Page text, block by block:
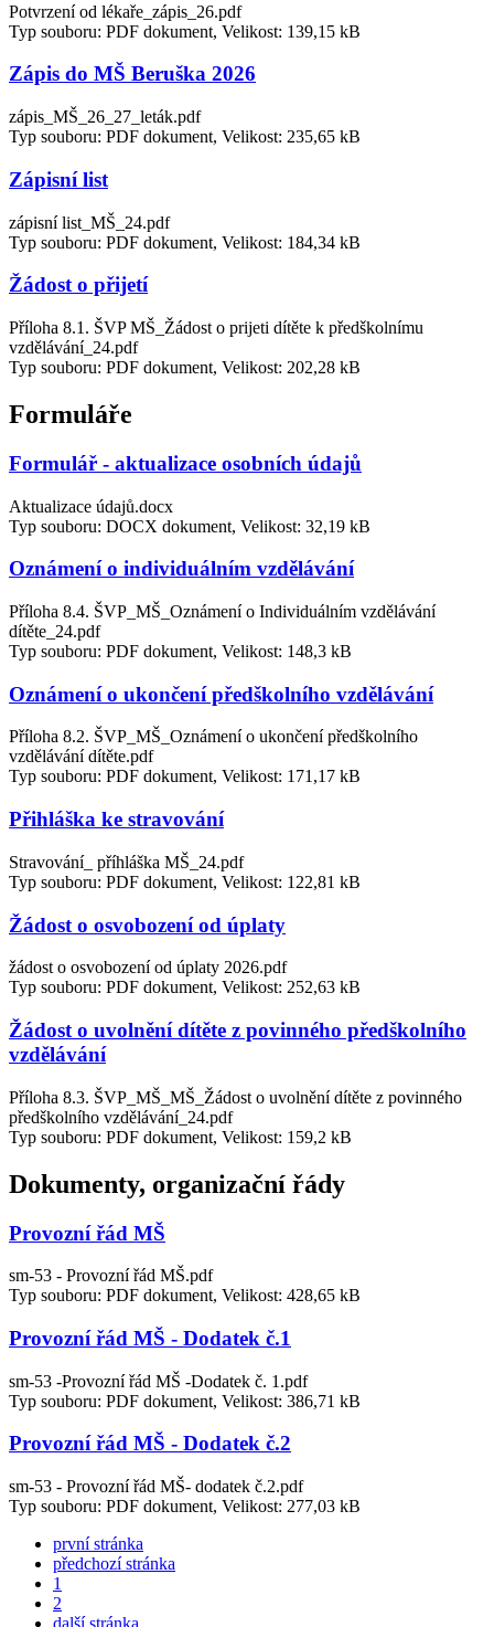
Potvrzení od lékaře_zápis_26.pdf
Typ souboru: PDF dokument, Velikost: 139,15 kB
Zápis do MŠ Beruška 2026
zápis_MŠ_26_27_leták.pdf
Typ souboru: PDF dokument, Velikost: 235,65 kB
Zápisní list
zápisní list_MŠ_24.pdf
Typ souboru: PDF dokument, Velikost: 184,34 kB
Žádost o přijetí
Příloha 8.1. ŠVP MŠ_Žádost o prijeti dítěte k předškolnímu
vzdělávání_24.pdf
Typ souboru: PDF dokument, Velikost: 202,28 kB
Formuláře
Formulář - aktualizace osobních údajů
Aktualizace údajů.docx
Typ souboru: DOCX dokument, Velikost: 32,19 kB
Oznámení o individuálním vzdělávání
Příloha 8.4. ŠVP_MŠ_Oznámení o Individuálním vzdělávání
dítěte_24.pdf
Typ souboru: PDF dokument, Velikost: 148,3 kB
Oznámení o ukončení předškolního vzdělávání
Příloha 8.2. ŠVP_MŠ_Oznámení o ukončení předškolního
vzdělávání dítěte.pdf
Typ souboru: PDF dokument, Velikost: 171,17 kB
Přihláška ke stravování
Stravování_ příhláška MŠ_24.pdf
Typ souboru: PDF dokument, Velikost: 122,81 kB
Žádost o osvobození od úplaty
žádost o osvobození od úplaty 2026.pdf
Typ souboru: PDF dokument, Velikost: 252,63 kB
Žádost o uvolnění dítěte z povinného předškolního
vzdělávání
Příloha 8.3. ŠVP_MŠ_MŠ_Žádost o uvolnění dítěte z povinného
předškolního vzdělávání_24.pdf
Typ souboru: PDF dokument, Velikost: 159,2 kB
Dokumenty, organizační řády
Provozní řád MŠ
sm-53 - Provozní řád MŠ.pdf
Typ souboru: PDF dokument, Velikost: 428,65 kB
Provozní řád MŠ - Dodatek č.1
sm-53 -Provozní řád MŠ -Dodatek č. 1.pdf
Typ souboru: PDF dokument, Velikost: 386,71 kB
Provozní řád MŠ - Dodatek č.2
sm-53 - Provozní řád MŠ- dodatek č.2.pdf
Typ souboru: PDF dokument, Velikost: 277,03 kB
první stránka
předchozí stránka
1
2
další stránka